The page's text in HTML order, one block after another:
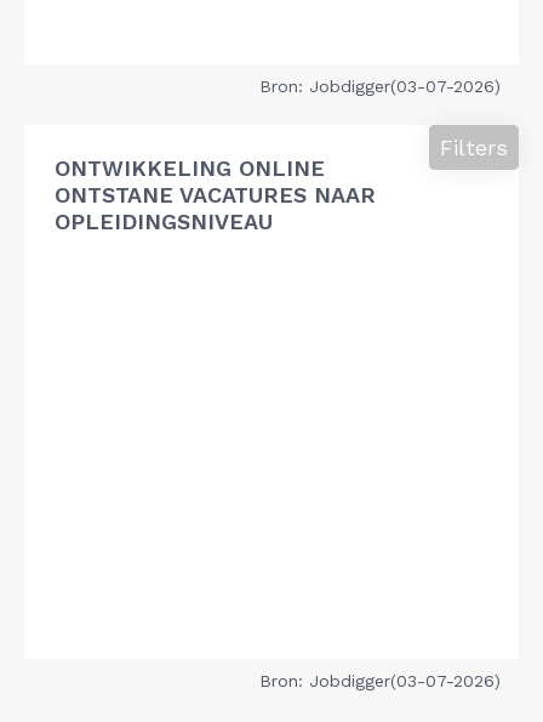
Bron: Jobdigger(03-07-2026)
ONTWIKKELING ONLINE
ONTSTANE VACATURES NAAR
OPLEIDINGSNIVEAU
Filters
Bron: Jobdigger(03-07-2026)